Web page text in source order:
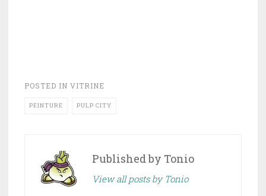
POSTED IN VITRINE
PEINTURE PULP CITY
Published by Tonio
View all posts by Tonio